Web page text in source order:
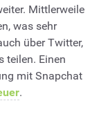
Mittlerweile
was sehr
über Twitter,
teilen. Einen
mit Snapchat
.